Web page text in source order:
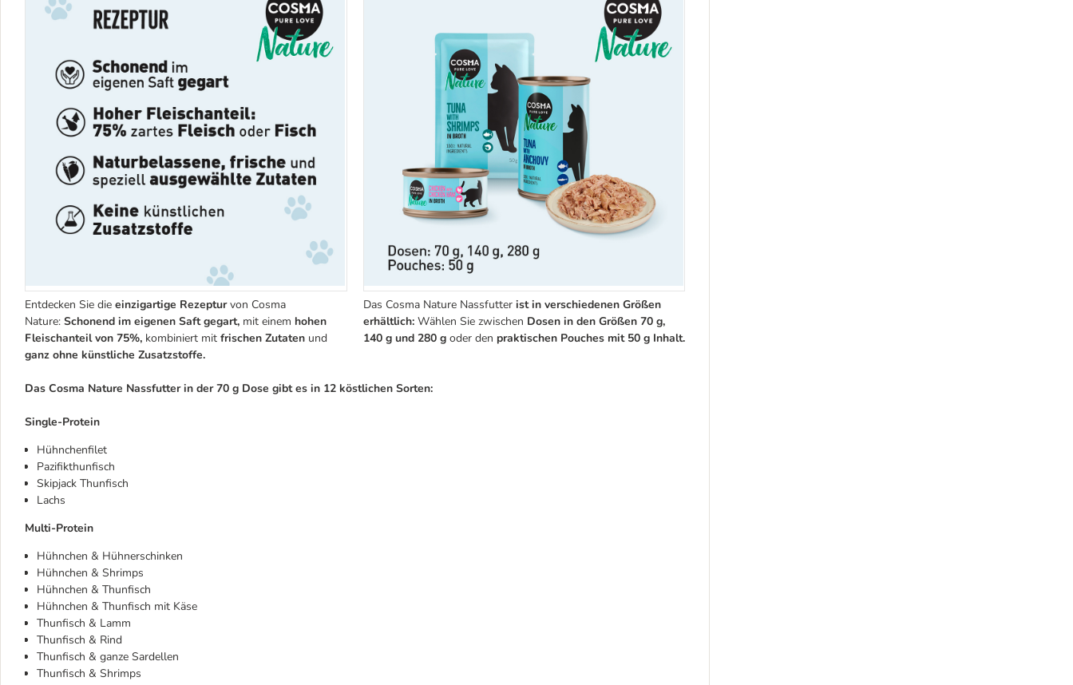
Entdecken Sie die einzigartige Rezepturvon Cosma
Nature: Schonend im eigenen Saft gegart, mit einem hohen
Fleischanteil von 75%, kombiniert mit frischen Zutaten und
ganz ohne künstliche Zusatzstoffe.
Das Cosma Nature Nassfutterist in verschiedenen Größen
erhältlich: Wählen Sie zwischen Dosen in den Größen 70 g,
140 g und 280 g oder den praktischen Pouches mit 50 g Inhalt.
Das Cosma Nature Nassfutter in der 70 g Dose gibt es in 12 köstlichen Sorten:
Single-Protein
Hühnchenfilet
Pazifikthunfisch
Skipjack Thunfisch
Lachs
Multi-Protein
Hühnchen & Hühnerschinken
Hühnchen & Shrimps
Hühnchen & Thunfisch
Hühnchen & Thunfisch mit Käse
Thunfisch & Lamm
Thunfisch & Rind
Thunfisch & ganze Sardellen
Thunfisch & Shrimps